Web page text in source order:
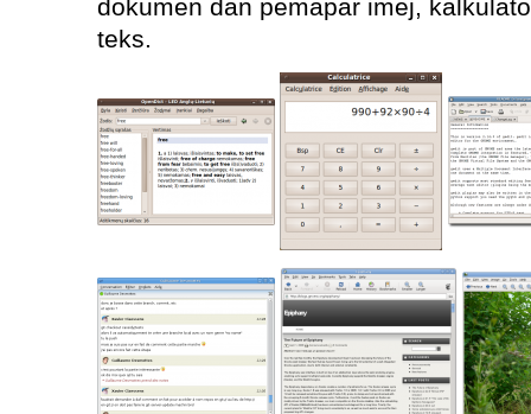
dokumen dan pemapar imej,
teks.